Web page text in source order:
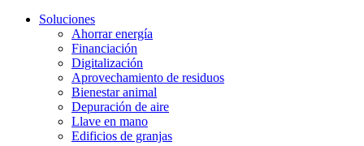
Soluciones
Ahorrar energía
Financiación
Digitalización
Aprovechamiento de residuos
Bienestar animal
Depuración de aire
Llave en mano
Edificios de granjas